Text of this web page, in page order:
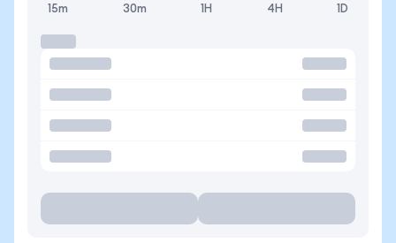
15m 30m 1H 4H 1D